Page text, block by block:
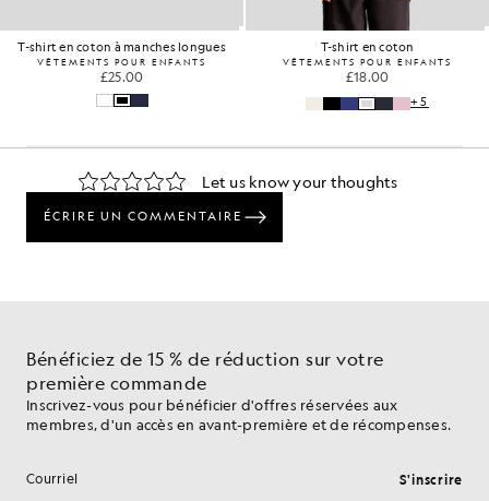
T-shirt en coton à manches longues
VÊTEMENTS POUR ENFANTS
£25.00
T-shirt en coton
VÊTEMENTS POUR ENFANTS
£18.00
+5
Bénéficiez de 15 % de réduction sur votre
première commande
Inscrivez-vous pour bénéficier d'offres réservées aux
membres, d'un accès en avant-première et de récompenses.
Adresse e-mail S'inscrire